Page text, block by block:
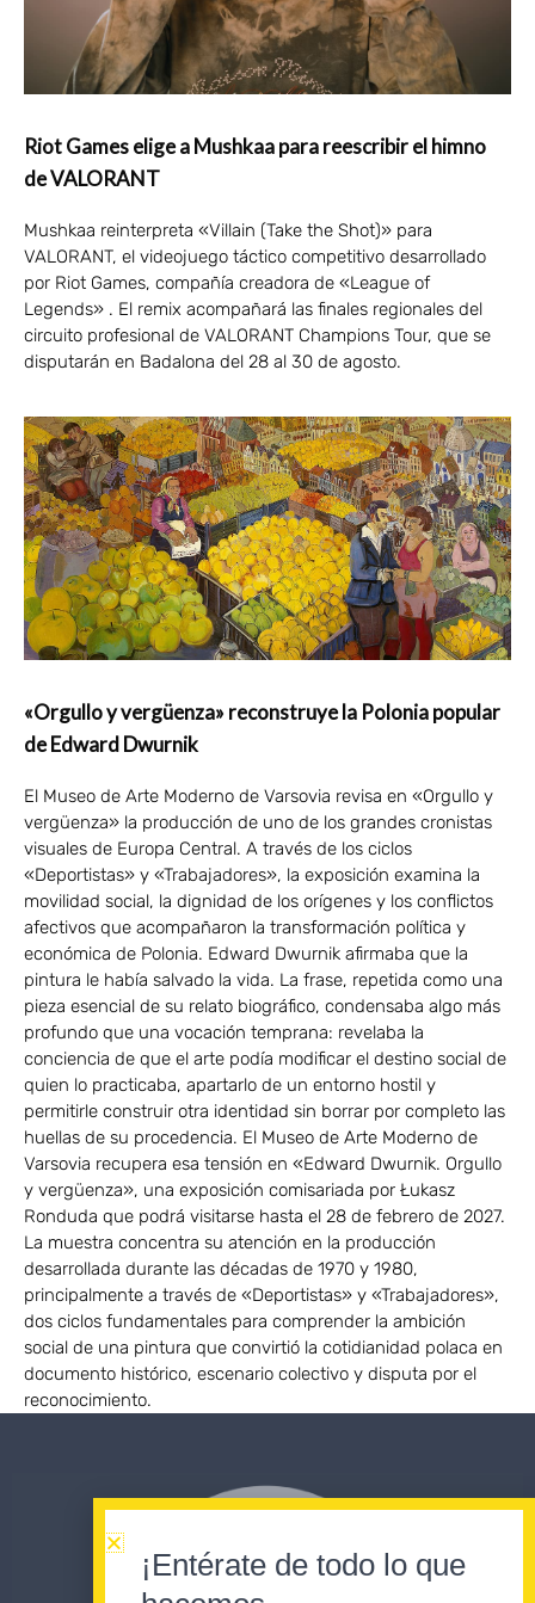
Riot Games elige a Mushkaa para reescribir el himno
de VALORANT
Mushkaa reinterpreta «Villain (Take the Shot)» para
VALORANT, el videojuego táctico competitivo desarrollado
por Riot Games, compañía creadora de «League of
Legends» . El remix acompañará las finales regionales del
circuito profesional de VALORANT Champions Tour, que se
disputarán en Badalona del 28 al 30 de agosto.
«Orgullo y vergüenza» reconstruye la Polonia popular
de Edward Dwurnik
El Museo de Arte Moderno de Varsovia revisa en «Orgullo y
vergüenza» la producción de uno de los grandes cronistas
visuales de Europa Central. A través de los ciclos
«Deportistas» y «Trabajadores», la exposición examina la
movilidad social, la dignidad de los orígenes y los conflictos
afectivos que acompañaron la transformación política y
económica de Polonia. Edward Dwurnik afirmaba que la
pintura le había salvado la vida. La frase, repetida como una
pieza esencial de su relato biográfico, condensaba algo más
profundo que una vocación temprana: revelaba la
conciencia de que el arte podía modificar el destino social de
quien lo practicaba, apartarlo de un entorno hostil y
permitirle construir otra identidad sin borrar por completo las
huellas de su procedencia. El Museo de Arte Moderno de
Varsovia recupera esa tensión en «Edward Dwurnik. Orgullo
y vergüenza», una exposición comisariada por Łukasz
Ronduda que podrá visitarse hasta el 28 de febrero de 2027.
La muestra concentra su atención en la producción
desarrollada durante las décadas de 1970 y 1980,
principalmente a través de «Deportistas» y «Trabajadores»,
dos ciclos fundamentales para comprender la ambición
social de una pintura que convirtió la cotidianidad polaca en
documento histórico, escenario colectivo y disputa por el
reconocimiento.
¡Entérate de todo lo que